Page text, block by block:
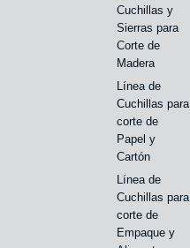
Cuchillas y
Sierras para
Corte de
Madera
Línea de
Cuchillas para
corte de
Papel y
Cartón
Línea de
Cuchillas para
corte de
Empaque y